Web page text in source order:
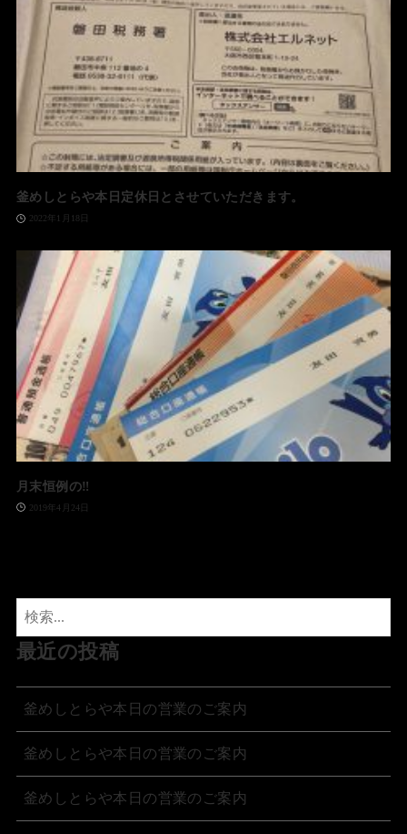
釜めしとらや本日定休日とさせていただきます。
2022年1月18日
月末恒例の‼️
2019年4月24日
最近の投稿
釜めしとらや本日の営業のご案内
釜めしとらや本日の営業のご案内
釜めしとらや本日の営業のご案内